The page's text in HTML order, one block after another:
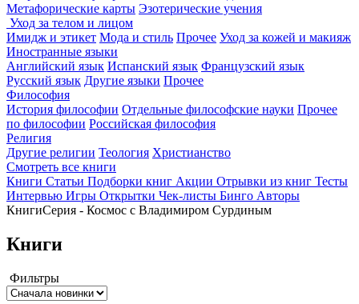
Метафорические карты Эзотерические учения
Уход за телом и лицом
Имидж и этикет Мода и стиль Прочее Уход за кожей и макияж
Иностранные языки
Английский язык Испанский язык Французский язык
Русский язык Другие языки Прочее
Философия
История философии Отдельные философские науки Прочее
по философии Российская философия
Религия
Другие религии Теология Христианство
Смотреть все книги
Книги Статьи Подборки книг Акции Отрывки из книг Тесты
Интервью Игры Открытки Чек-листы Бинго Авторы
КнигиСерия - Космос с Владимиром Сурдиным
Книги
Фильтры